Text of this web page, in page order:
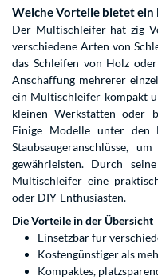
Welche Vorteile bietet ein
Der Multischleifer hat zig
verschiedene Arten von
das Schleifen von Holz
Anschaffung mehrerer
ein Multischleifer kompakt
kleinen Werkstätten oder
Einige Modelle unter den
Staubsaugeranschlüsse,
gewährleisten. Durch
Multischleifer eine
oder DIY-Enthusiasten.
Die Vorteile in der Übersicht
Einsetzbar für
Kostengünstiger als
Kompaktes,